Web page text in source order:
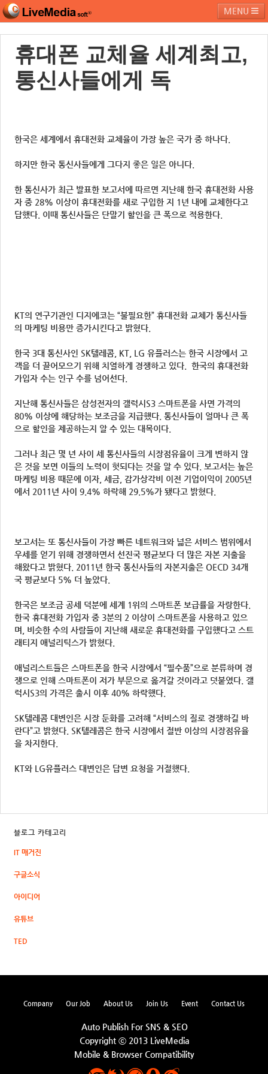
MENU
라이브미디어소프트 제품 및 서비스 블로그 커뮤니티
페밀리 사이트
휴대폰 교체율 세계최고,
통신사들에게 독
한국은 세계에서 휴대전화 교체율이 가장 높은 국가 중 하나다.
하지만 한국 통신사들에게 그다지 좋은 일은 아니다.
한 통신사가 최근 발표한 보고서에 따르면 지난해 한국 휴대전화 사용
자 중 28% 이상이 휴대전화를 새로 구입한 지 1년 내에 교체한다고
답했다. 이때 통신사들은 단말기 할인을 큰 폭으로 적용한다.
KT의 연구기관인 디지에코는 “불필요한” 휴대전화 교체가 통신사들
의 마케팅 비용만 증가시킨다고 밝혔다.
한국 3대 통신사인 SK텔레콤, KT, LG 유플러스는 한국 시장에서 고
객을 더 끌어모으기 위해 치열하게 경쟁하고 있다. 한국의 휴대전화
가입자 수는 인구 수를 넘어선다.
지난해 통신사들은 삼성전자의 갤럭시S3 스마트폰을 사면 가격의
80% 이상에 해당하는 보조금을 지급했다. 통신사들이 얼마나 큰 폭
으로 할인을 제공하는지 알 수 있는 대목이다.
그러나 최근 몇 년 사이 세 통신사들의 시장점유율이 크게 변하지 않
은 것을 보면 이들의 노력이 헛되다는 것을 알 수 있다. 보고서는 높은
마케팅 비용 때문에 이자, 세금, 감가상각비 이전 기업이익이 2005년
에서 2011년 사이 9.4% 하락해 29.5%가 됐다고 밝혔다.
보고서는 또 통신사들이 가장 빠른 네트워크와 넓은 서비스 범위에서
우세를 얻기 위해 경쟁하면서 선진국 평균보다 더 많은 자본 지출을
해왔다고 밝혔다. 2011년 한국 통신사들의 자본지출은 OECD 34개
국 평균보다 5% 더 높았다.
한국은 보조금 공세 덕분에 세계 1위의 스마트폰 보급률을 자랑한다.
한국 휴대전화 가입자 중 3분의 2 이상이 스마트폰을 사용하고 있으
며, 비슷한 수의 사람들이 지난해 새로운 휴대전화를 구입했다고 스트
래티지 애널리틱스가 밝혔다.
애널리스트들은 스마트폰을 한국 시장에서 “필수품”으로 분류하며 경
쟁으로 인해 스마트폰이 저가 부문으로 옮겨갈 것이라고 덧붙였다. 갤
럭시S3의 가격은 출시 이후 40% 하락했다.
SK텔레콤 대변인은 시장 둔화를 고려해 “서비스의 질로 경쟁하길 바
란다”고 밝혔다. SK텔레콤은 한국 시장에서 절반 이상의 시장점유율
을 차지한다.
KT와 LG유플러스 대변인은 답변 요청을 거절했다.
블로그 카테고리
IT 매거진
구글소식
아이디어
유튜브
TED
Company Our Job About Us Join Us Event Contact Us
Auto Publish For SNS & SEO
Copyright ⓒ 2013 LiveMedia
Mobile & Browser Compatibility